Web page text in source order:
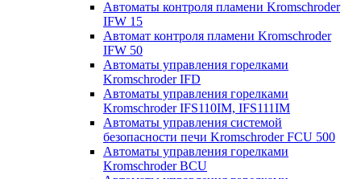
Автоматы контроля пламени Kromschroder
IFW 15
Автомат контроля пламени Kromschroder
IFW 50
Автоматы управления горелками
Kromschroder IFD
Автоматы управления горелками
Kromschroder IFS110IM, IFS111IM
Автоматы управления системой
безопасности печи Kromschroder FCU 500
Автоматы управления горелками
Kromschroder BCU